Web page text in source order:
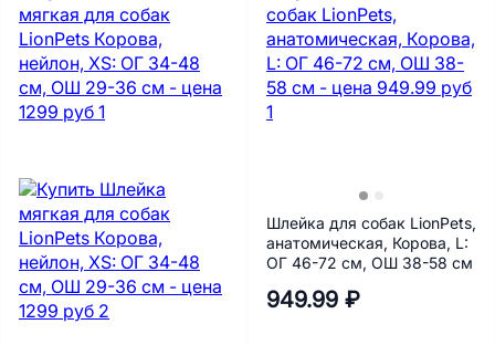
Шлейка для собак LionPets,
анатомическая, Корова, L:
ОГ 46-72 см, ОШ 38-58 см
949.99 ₽